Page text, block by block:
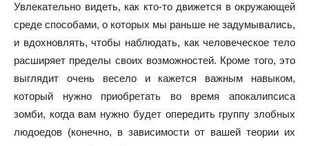
Увлекательно видеть, как кто-то движется в окружающей
среде способами, о которых мы раньше не задумывались,
и вдохновлять, чтобы наблюдать, как человеческое тело
расширяет пределы своих возможностей. Кроме того, это
выглядит очень весело и кажется важным навыком,
который нужно приобретать во время апокалипсиса
зомби, когда вам нужно будет опередить группу злобных
людоедов (конечно, в зависимости от вашей теории их